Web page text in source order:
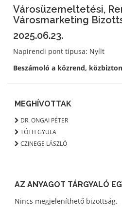
Városüzemeltetési,
Városmarketing
2025.06.23.
Napirendi pont típusa: Nyílt
Beszámoló a közrend,
MEGHÍVOTTAK
DR. ONGAI PÉTER
TÓTH GYULA
CZINEGE LÁSZLÓ
AZ ANYAGOT TÁRGYALÓ
Nincs megjeleníthető bizottság.